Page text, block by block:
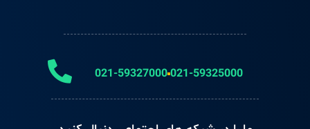
021-59325000
021-59327000